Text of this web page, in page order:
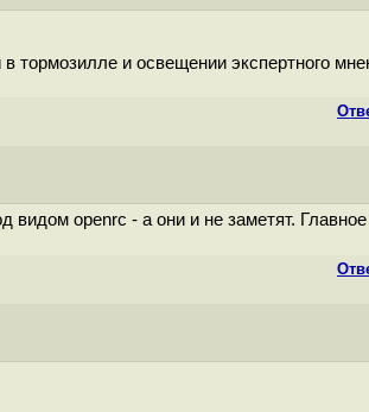
и освещении экспертного
openrc - а они и не заметят.